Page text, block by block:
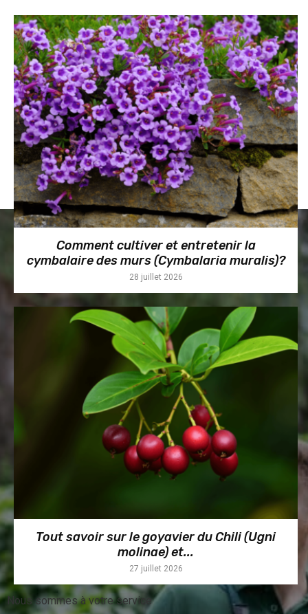
Comment cultiver et entretenir la
cymbalaire des murs (Cymbalaria muralis)?
28 juillet 2026
Tout savoir sur le goyavier du Chili (Ugni
molinae) et...
27 juillet 2026
Nous sommes à votre service